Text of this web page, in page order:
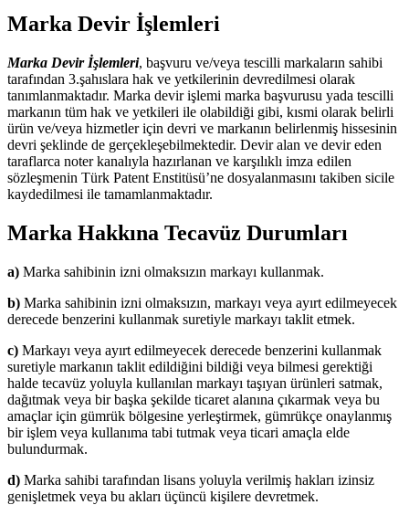
Marka Devir İşlemleri
Marka Devir İşlemleri, başvuru ve/veya tescilli markaların sahibi
tarafından 3.şahıslara hak ve yetkilerinin devredilmesi olarak
tanımlanmaktadır. Marka devir işlemi marka başvurusu yada tescilli
markanın tüm hak ve yetkileri ile olabildiği gibi, kısmi olarak belirli
ürün ve/veya hizmetler için devri ve markanın belirlenmiş hissesinin
devri şeklinde de gerçekleşebilmektedir. Devir alan ve devir eden
taraflarca noter kanalıyla hazırlanan ve karşılıklı imza edilen
sözleşmenin Türk Patent Enstitüsü’ne dosyalanmasını takiben sicile
kaydedilmesi ile tamamlanmaktadır.
Marka Hakkına Tecavüz Durumları
a) Marka sahibinin izni olmaksızın markayı kullanmak.
b) Marka sahibinin izni olmaksızın, markayı veya ayırt edilmeyecek
derecede benzerini kullanmak suretiyle markayı taklit etmek.
c) Markayı veya ayırt edilmeyecek derecede benzerini kullanmak
suretiyle markanın taklit edildiğini bildiği veya bilmesi gerektiği
halde tecavüz yoluyla kullanılan markayı taşıyan ürünleri satmak,
dağıtmak veya bir başka şekilde ticaret alanına çıkarmak veya bu
amaçlar için gümrük bölgesine yerleştirmek, gümrükçe onaylanmış
bir işlem veya kullanıma tabi tutmak veya ticari amaçla elde
bulundurmak.
d) Marka sahibi tarafından lisans yoluyla verilmiş hakları izinsiz
genişletmek veya bu akları üçüncü kişilere devretmek.